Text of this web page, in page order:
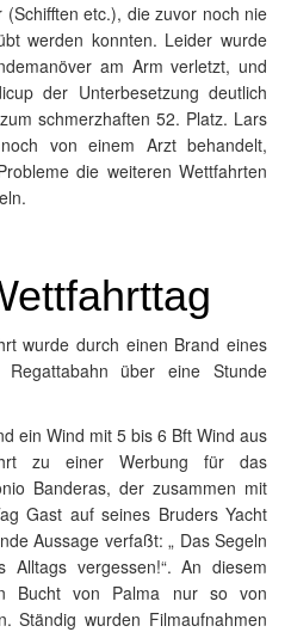
etc.), die zuvor noch nie
werden konnten. Leider wurde
am Arm verletzt, und
der Unterbesetzung deutlich
schmerzhaften 52. Platz. Lars
von einem Arzt behandelt,
die weiteren Wettfahrten
wurde durch einen Brand eines
über eine Stunde
ein Wind mit 5 bis 6 Bft Wind aus
zu einer Werbung für das
Banderas, der zusammen mit
Gast auf seines Bruders Yacht
Aussage verfaßt: „ Das Segeln
vergessen!“. An diesem
Bucht von Palma nur so von
Ständig wurden Filmaufnahmen